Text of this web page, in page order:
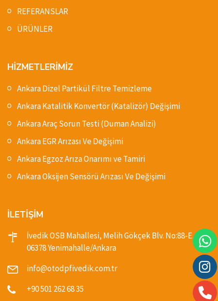
REFERANSLAR
ÜRÜNLER
HİZMETLERİMİZ
Ankara Dizel Partikül Filtre Temizleme
Ankara Katalitik Konvertör (Katalizör) Değişimi
Ankara Araç Sorun Testi (Duman Analizi)
Ankara EGR Arızası Ve Değişimi
Ankara Egzoz Arıza Onarımı ve Tamiri
Ankara Oksijen Sensörü Arızası Ve Değişimi
İLETİŞİM
İvedik OSB Mahallesi, Melih Gökçek Blv. No:88-E,
06378 Yenimahalle/Ankara
info@otodpfivedik.com.tr
+90 501 262 68 35